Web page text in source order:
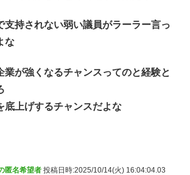
支持されない弱い議員がラーラー言っ
な
業が強くなるチャンスってのと経験と
底上げするチャンスだよな
匿名希望者 投稿日時:2025/10/14(火) 16:04:04.03